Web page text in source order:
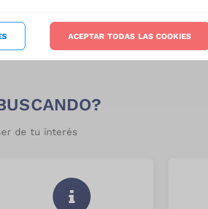
de tu interés
ACEPTAR TODAS LAS COOKIES